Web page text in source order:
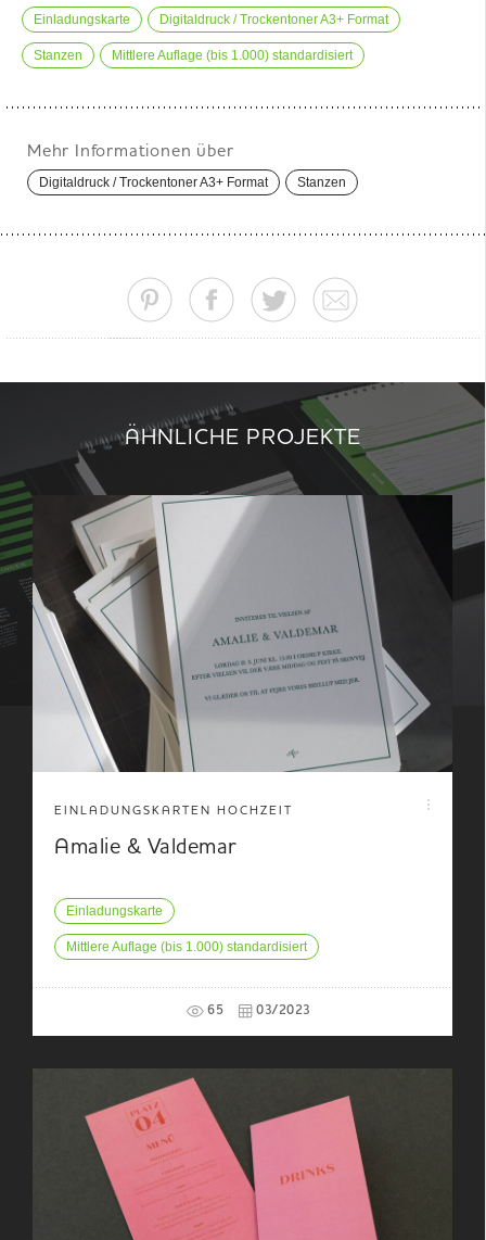
Einladungskarte Digitaldruck / Trockentoner A3+ Format
Stanzen Mittlere Auflage (bis 1.000) standardisiert
Mehr Informationen über
Digitaldruck / Trockentoner A3+ Format Stanzen
ÄHNLICHE PROJEKTE
EINLADUNGSKARTEN HOCHZEIT
Amalie & Valdemar
Einladungskarte
Mittlere Auflage (bis 1.000) standardisiert
65 03/2023